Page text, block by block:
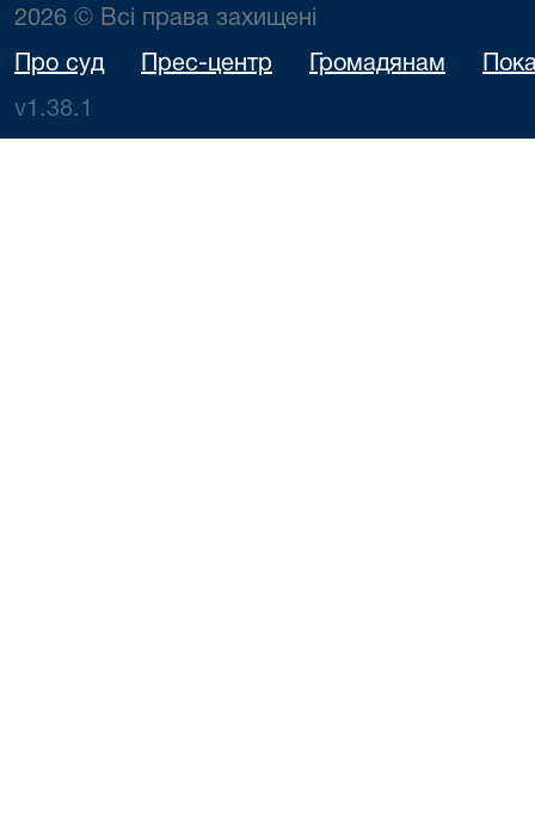
2026 © Всі права захищені
Про суд Прес-центр Громадянам
v1.38.1